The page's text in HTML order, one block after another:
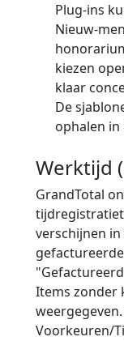
Plug-ins
Nieuw-
kiezen
klaar
De
ophalen
Werktijd
GrandTotal
verschijnen in
Items zonder
Voorkeuren/